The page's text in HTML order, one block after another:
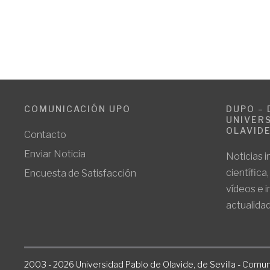
COMUNICACIÓN UPO
Contacto
Enviar Noticia
Encuesta de Satisfacción
DUPO –
OLAVIDE
Noticias
vídeos e
2003 - 2026 Universidad Pablo de Olavide, de Sevilla -